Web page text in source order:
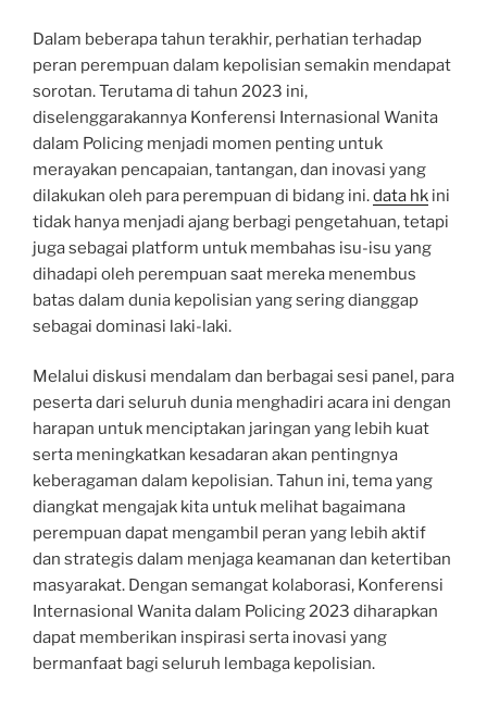
Dalam beberapa tahun terakhir, perhatian terhadap
peran perempuan dalam kepolisian semakin mendapat
sorotan. Terutama di tahun 2023 ini,
diselenggarakannya Konferensi Internasional Wanita
dalam Policing menjadi momen penting untuk
merayakan pencapaian, tantangan, dan inovasi yang
dilakukan oleh para perempuan di bidang ini.data hk ini
tidak hanya menjadi ajang berbagi pengetahuan, tetapi
juga sebagai platform untuk membahas isu-isu yang
dihadapi oleh perempuan saat mereka menembus
batas dalam dunia kepolisian yang sering dianggap
sebagai dominasi laki-laki.
Melalui diskusi mendalam dan berbagai sesi panel, para
peserta dari seluruh dunia menghadiri acara ini dengan
harapan untuk menciptakan jaringan yang lebih kuat
serta meningkatkan kesadaran akan pentingnya
keberagaman dalam kepolisian. Tahun ini, tema yang
diangkat mengajak kita untuk melihat bagaimana
perempuan dapat mengambil peran yang lebih aktif
dan strategis dalam menjaga keamanan dan ketertiban
masyarakat. Dengan semangat kolaborasi, Konferensi
Internasional Wanita dalam Policing 2023 diharapkan
dapat memberikan inspirasi serta inovasi yang
bermanfaat bagi seluruh lembaga kepolisian.